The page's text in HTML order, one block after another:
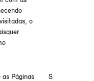
o
Páginas
S